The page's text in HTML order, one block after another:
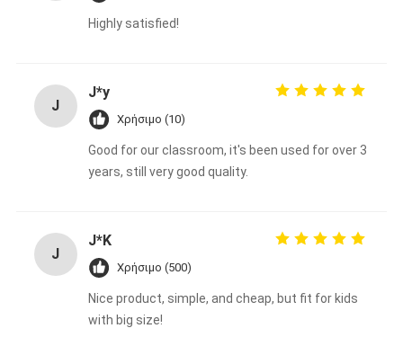
Highly satisfied!
J
J*y
Χρήσιμο (10)
Good for our classroom, it's been used for over 3
years, still very good quality.
J
J*K
Χρήσιμο (500)
Nice product, simple, and cheap, but fit for kids
with big size!